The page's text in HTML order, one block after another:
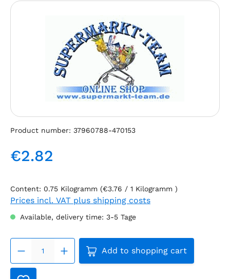
Skip image gallery
Product number: 37960788-470153
Regular price:
€2.82
Content: 0.75 Kilogramm (€3.76 / 1 Kilogramm )
Prices incl. VAT plus shipping costs
Available, delivery time: 3-5 Tage
Product Quantity: Enter
Add to shopping cart